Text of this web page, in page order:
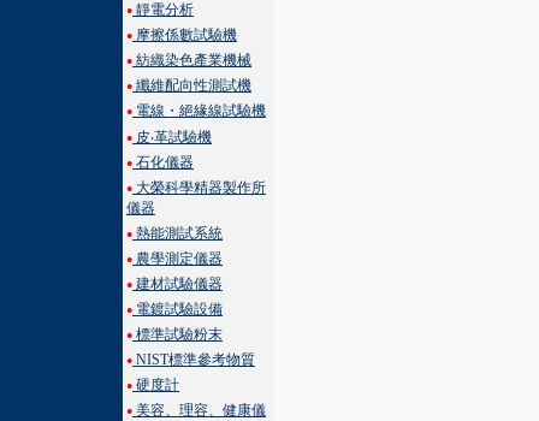
● 靜電分析
● 摩擦係數試驗機
● 紡織染色產業機械
● 纖維配向性測試機
● 電線・絕緣線試驗機
● 皮‧革試驗機
● 石化儀器
● 大榮科學精器製作所
儀器
● 熱能測試系統
● 農學測定儀器
● 建材試驗儀器
● 電鍍試驗設備
● 標準試驗粉末
● NIST標準參考物質
● 硬度計
● 美容、理容、健康儀